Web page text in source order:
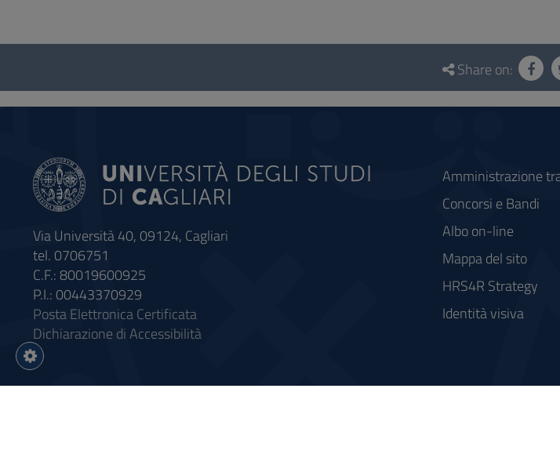
Questionnaire
social
Share on:
Via Università 40, 09124, Cagliari
tel. 0706751
C.F.: 80019600925
P.I.: 00443370929
Posta Elettronica Certificata
Dichiarazione di Accessibilità
Amministrazione
Concorsi e Bandi
Albo on-line
Mappa del sito
HRS4R Strategy
Identità visiva
Impostazioni
cookie